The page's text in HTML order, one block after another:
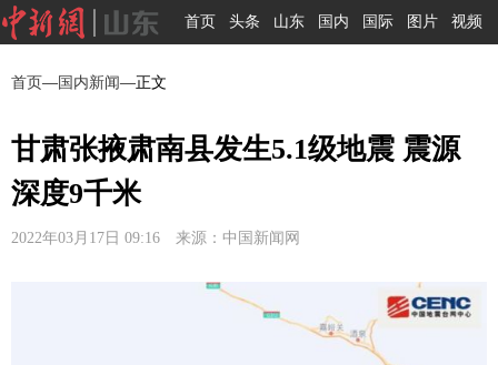
首页 头条 山东 国内 国际 图片 视频
首页— 国内新闻—正文
甘肃张掖肃南县发生5.1级地震 震源
深度9千米
2022年03月17日 09:16 来源：中国新闻网